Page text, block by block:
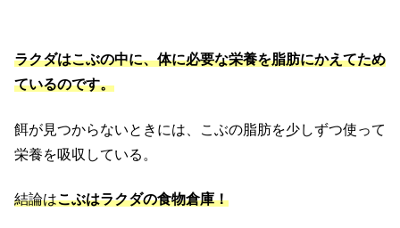
ラクダはこぶの中に、体に必要な栄養を脂肪にかえてため
ているのです。
餌が見つからないときには、こぶの脂肪を少しずつ使って
栄養を吸収している。
結論はこぶはラクダの食物倉庫！